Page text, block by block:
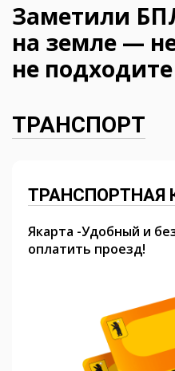
Заметили
на земле —
не
ТРАНСПОРТ
ТРАНСПОРТНАЯ
Якарта -Удобный и
оплатить проезд!